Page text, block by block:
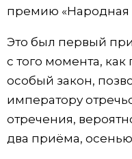
Технологии
Токио
От редакции
премию «Народная
Это был первый
с того момента,
особый закон,
императору
отречения,
два приёма,